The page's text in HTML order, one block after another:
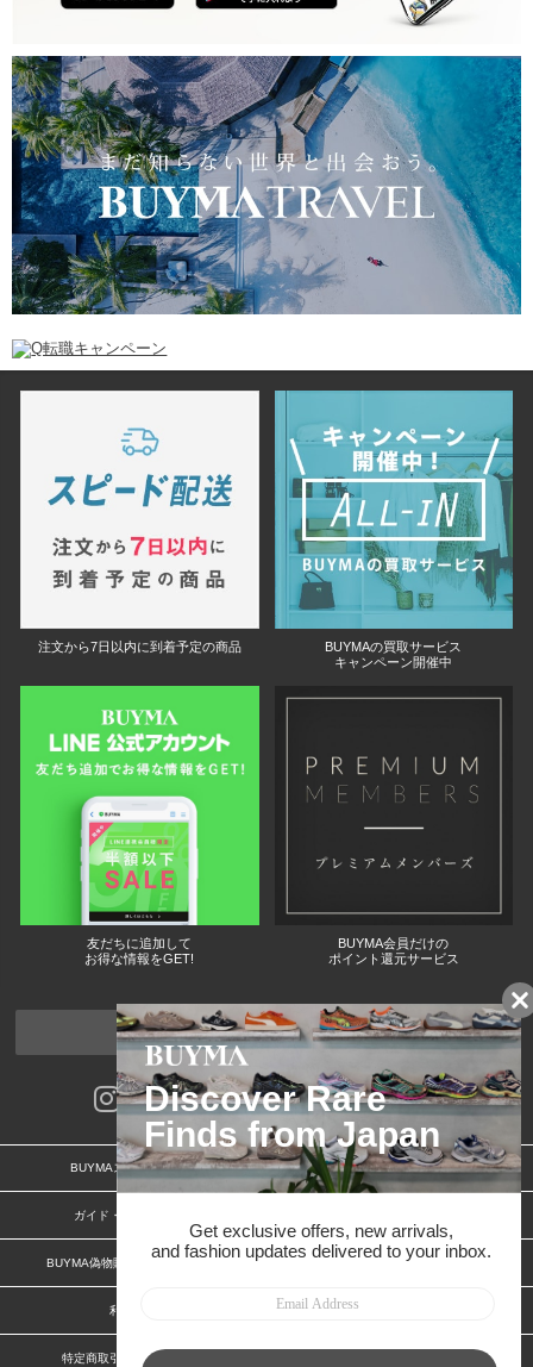
注文から7日以内に到着予定の商品
BUYMAの買取サービス
キャンペーン開催中
友だちに追加して
お得な情報をGET!
BUYMA会員だけの
ポイント還元サービス
ページトップへ
BUYMAスタートガイド 安心への取り組み
ガイド・お問い合わせ
BUYMA偽物販売防止の取り組み BUYMA CARD
利用規約
特定商取引法に関する表記